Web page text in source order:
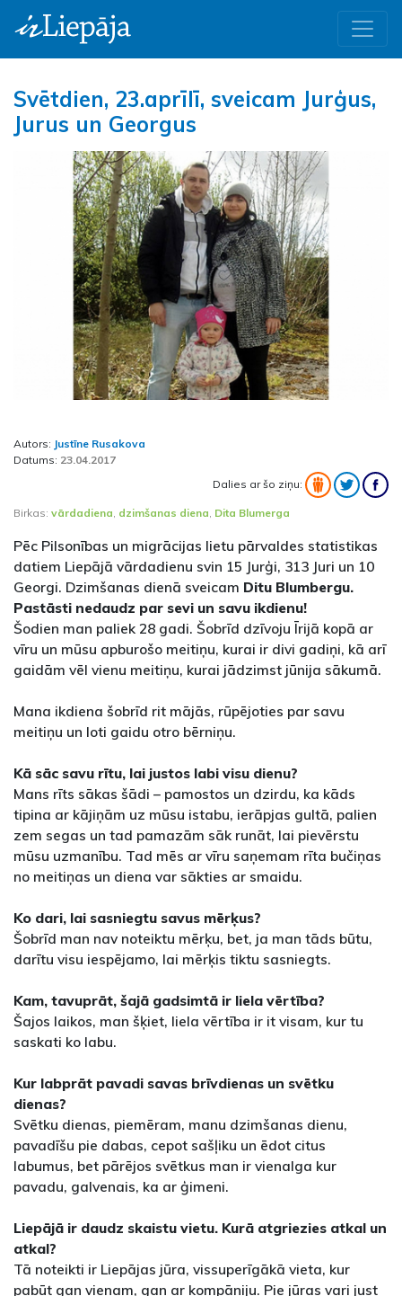
Svētdien, 23.aprīlī, sveicam Jurģus,
Jurus un Georgus
Autors: Justīne Rusakova
Datums: 23.04.2017
Dalies ar šo ziņu:
Birkas: vārdadiena, dzimšanas diena, Dita Blumerga
Pēc Pilsonības un migrācijas lietu pārvaldes statistikas
datiem Liepājā vārdadienu svin 15 Jurģi, 313 Juri un 10
Georgi. Dzimšanas dienā sveicam Ditu Blumbergu.
Pastāsti nedaudz par sevi un savu ikdienu!
Šodien man paliek 28 gadi. Šobrīd dzīvoju Īrijā kopā ar
vīru un mūsu apburošo meitiņu, kurai ir divi gadiņi, kā arī
gaidām vēl vienu meitiņu, kurai jādzimst jūnija sākumā.
Mana ikdiena šobrīd rit mājās, rūpējoties par savu
meitiņu un loti gaidu otro bērniņu.
Kā sāc savu rītu, lai justos labi visu dienu?
Mans rīts sākas šādi – pamostos un dzirdu, ka kāds
tipina ar kājiņām uz mūsu istabu, ierāpjas gultā, palien
zem segas un tad pamazām sāk runāt, lai pievērstu
mūsu uzmanību. Tad mēs ar vīru saņemam rīta bučiņas
no meitiņas un diena var sākties ar smaidu.
Ko dari, lai sasniegtu savus mērķus?
Šobrīd man nav noteiktu mērķu, bet, ja man tāds būtu,
darītu visu iespējamo, lai mērķis tiktu sasniegts.
Kam, tavuprāt, šajā gadsimtā ir liela vērtība?
Šajos laikos, man šķiet, liela vērtība ir it visam, kur tu
saskati ko labu.
Kur labprāt pavadi savas brīvdienas un svētku
dienas?
Svētku dienas, piemēram, manu dzimšanas dienu,
pavadīšu pie dabas, cepot sašļiku un ēdot citus
labumus, bet pārējos svētkus man ir vienalga kur
pavadu, galvenais, ka ar ģimeni.
Liepājā ir daudz skaistu vietu. Kurā atgriezies atkal un
atkal?
Tā noteikti ir Liepājas jūra, vissuperīgākā vieta, kur
pabūt gan vienam, gan ar kompāniju. Pie jūras vari just